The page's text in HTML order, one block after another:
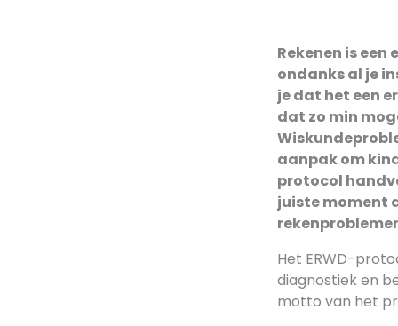
Rekenen is
ondanks al je
je dat het een
dat zo min
aanpak om
protocol
juiste moment
Het ERWD-
diagnostiek en
motto van het